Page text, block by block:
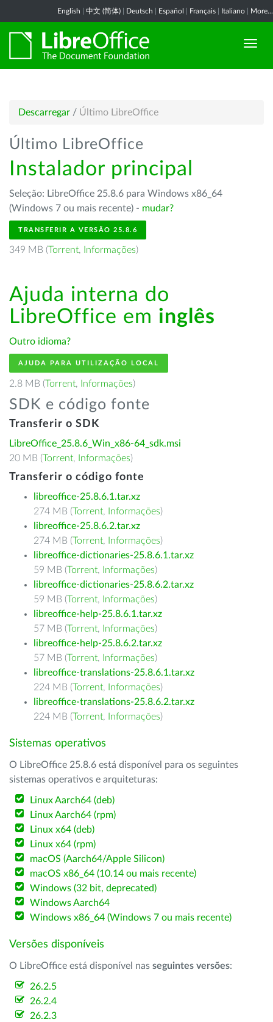
English 中文 (简体) Deutsch Español Français Italiano More...
Descarregar / Último LibreOffice
Último LibreOffice
Instalador principal
Seleção: LibreOffice 25.8.6 para Windows x86_64
(Windows 7 ou mais recente) - mudar?
TRANSFERIR A VERSÃO 25.8.6
349 MB (Torrent, Informações)
Ajuda interna do
LibreOffice em inglês
Outro idioma?
AJUDA PARA UTILIZAÇÃO LOCAL
2.8 MB (Torrent, Informações)
SDK e código fonte
Transferir o SDK
LibreOffice_25.8.6_Win_x86-64_sdk.msi
20 MB (Torrent, Informações)
Transferir o código fonte
libreoffice-25.8.6.1.tar.xz
274 MB (Torrent, Informações)
libreoffice-25.8.6.2.tar.xz
274 MB (Torrent, Informações)
libreoffice-dictionaries-25.8.6.1.tar.xz
59 MB (Torrent, Informações)
libreoffice-dictionaries-25.8.6.2.tar.xz
59 MB (Torrent, Informações)
libreoffice-help-25.8.6.1.tar.xz
57 MB (Torrent, Informações)
libreoffice-help-25.8.6.2.tar.xz
57 MB (Torrent, Informações)
libreoffice-translations-25.8.6.1.tar.xz
224 MB (Torrent, Informações)
libreoffice-translations-25.8.6.2.tar.xz
224 MB (Torrent, Informações)
Sistemas operativos
O LibreOffice 25.8.6 está disponível para os seguintes
sistemas operativos e arquiteturas:
Linux Aarch64 (deb)
Linux Aarch64 (rpm)
Linux x64 (deb)
Linux x64 (rpm)
macOS (Aarch64/Apple Silicon)
macOS x86_64 (10.14 ou mais recente)
Windows (32 bit, deprecated)
Windows Aarch64
Windows x86_64 (Windows 7 ou mais recente)
Versões disponíveis
O LibreOffice está disponível nas seguintes versões:
26.2.5
26.2.4
26.2.3